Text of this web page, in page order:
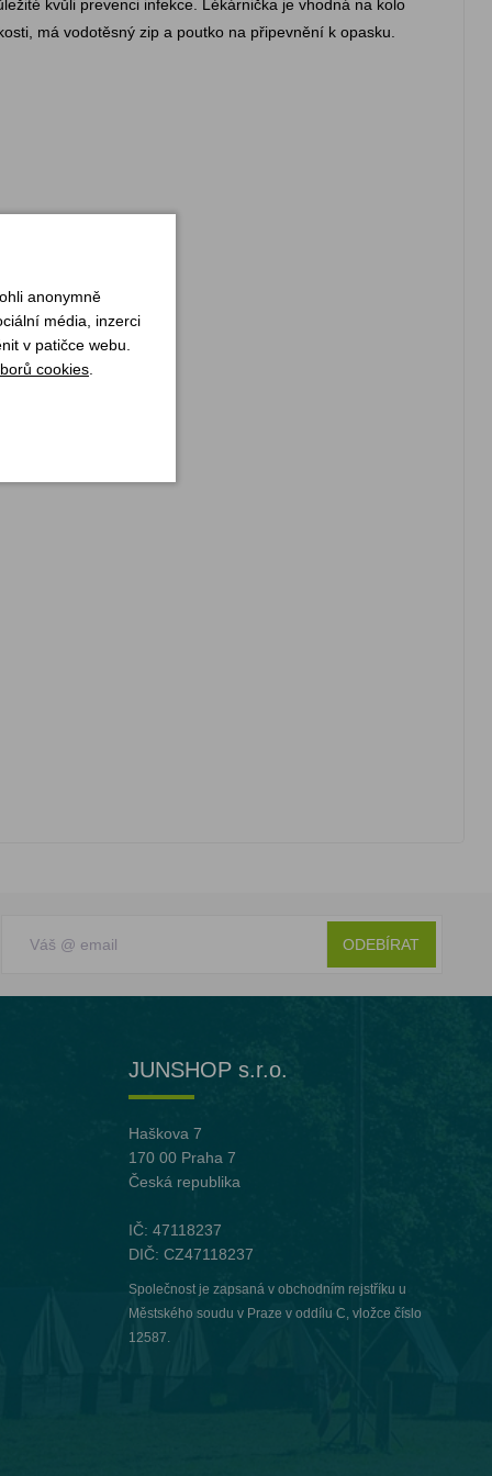
kvůli prevenci infekce. Lékárnička je vhodná na kolo
má vodotěsný zip a poutko na připevnění k opasku.
ODEBÍRAT
JUNSHOP s.r.o.
Haškova 7
170 00 Praha 7
Česká republika
IČ: 47118237
DIČ: CZ47118237
Společnost je zapsaná v obchodním rejstříku u
Městského soudu v Praze v oddílu C, vložce číslo
12587.
anonymně
média, inzerci
v patičce webu.
cookies